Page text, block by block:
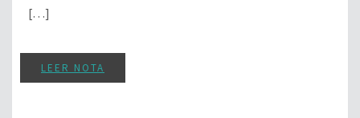
[…]
LEER NOTA